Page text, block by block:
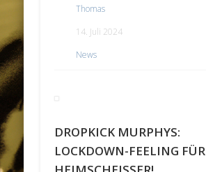
Thomas
14. Juli 2024
News
DROPKICK MURPHYS:
LOCKDOWN-FEELING FÜR